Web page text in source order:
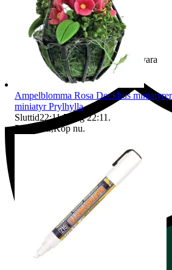
Ersättning om du inte får din vara
Ampelblomma Rosa Dockhus
miniatyr Prylhylla
Sluttid22:11 7 aug 22:11 .
Pris:
42 kr,Köp nu.